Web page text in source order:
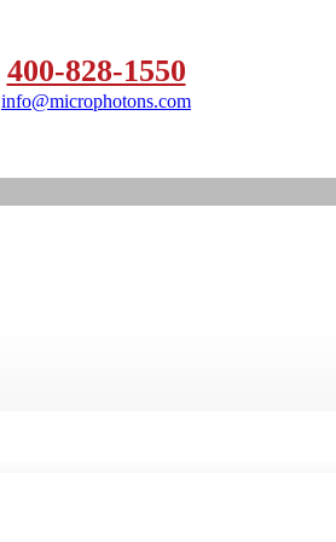
400-828-1550
info@microphotons.com